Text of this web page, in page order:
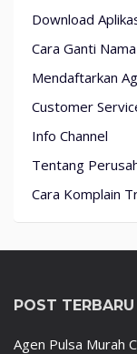
Download
Cara Ganti Nama
Mendaftarkan
Customer
Info Channel
Tentang
Cara Komplain
POST TERBARU
Agen Pulsa Murah